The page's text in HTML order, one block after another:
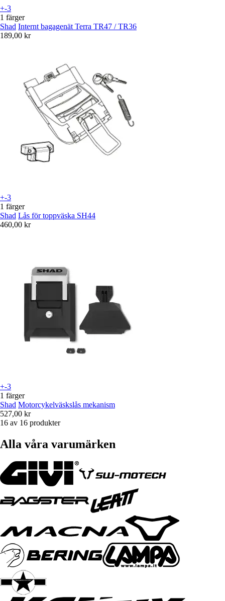
+-3
1 färger
Shad Internt bagagenät Terra TR47 / TR36
189,00 kr
+-3
1 färger
Shad Lås för toppväska SH44
460,00 kr
+-3
1 färger
Shad Motorcykelväskslås mekanism
527,00 kr
16 av 16 produkter
Alla våra varumärken